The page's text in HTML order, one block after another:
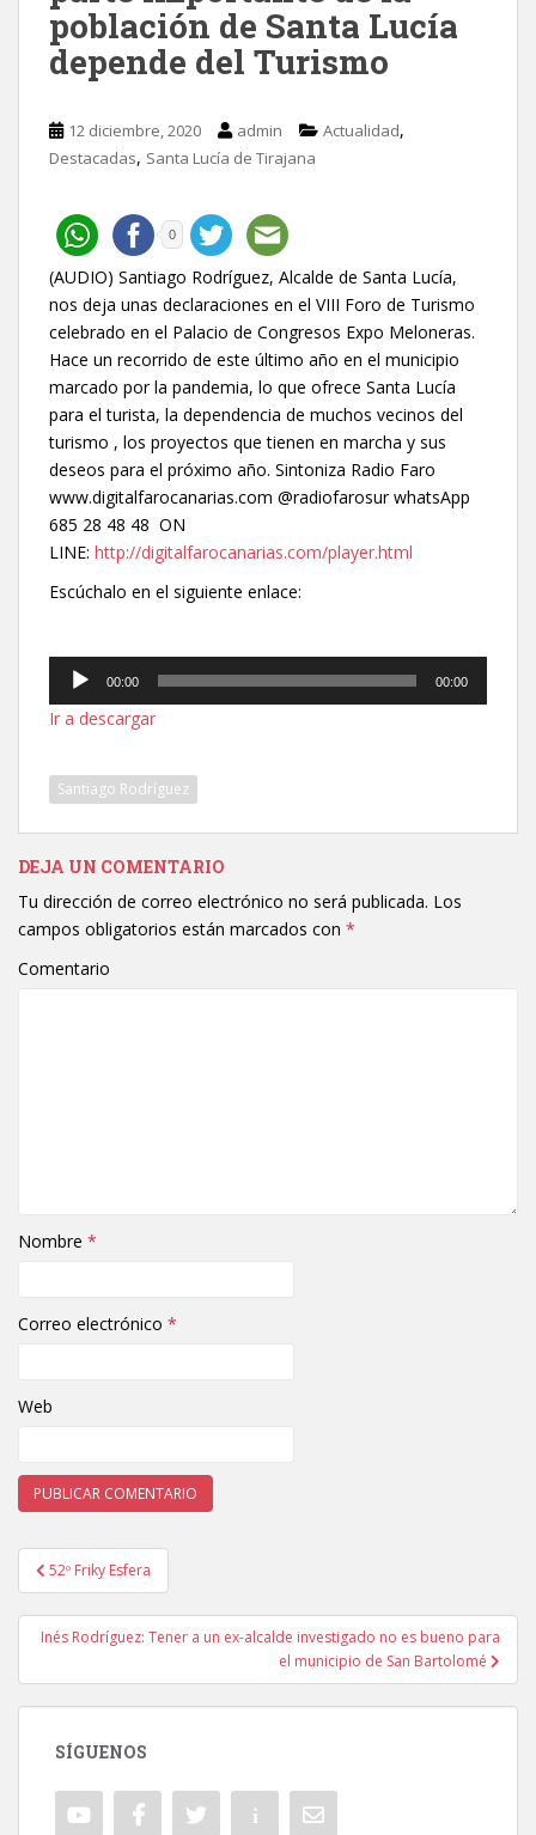
población de Santa Lucía
depende del Turismo
12 diciembre, 2020 admin Actualidad,
Destacadas, Santa Lucía de Tirajana
0
(AUDIO) Santiago Rodríguez, Alcalde de Santa Lucía,
nos deja unas declaraciones en el VIII Foro de Turismo
celebrado en el Palacio de Congresos Expo Meloneras.
Hace un recorrido de este último año en el municipio
marcado por la pandemia, lo que ofrece Santa Lucía
para el turista, la dependencia de muchos vecinos del
turismo , los proyectos que tienen en marcha y sus
deseos para el próximo año. Sintoniza Radio Faro
www.digitalfarocanarias.com @radiofarosur whatsApp
685 28 48 48 ON
LINE: http://digitalfarocanarias.com/player.html
Escúchalo en el siguiente enlace:
Reproductor
audio
00:00 00:00
Ir a descargar
Santiago Rodríguez
DEJA UN COMENTARIO
Tu dirección de correo electrónico no será publicada. Los
campos obligatorios están marcados con *
Comentario
Nombre *
Correo electrónico *
Web
Navegación de entradas
52º Friky Esfera
Inés Rodríguez: Tener a un ex-alcalde investigado no es bueno para
el municipio de San Bartolomé
SÍGUENOS